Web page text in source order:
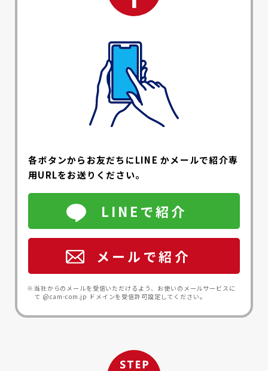
各ボタンからお友だちにLINE かメールで紹介専
用URLをお送りください。
LINEで紹介
メールで紹介
当社からのメールを受信いただけるよう、お使いのメールサービスに
て @cam-com.jp ドメインを受信許可設定してください。